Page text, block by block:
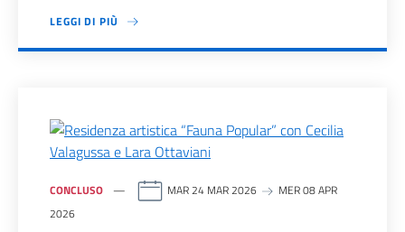
LEGGI DI PIÙ
CONCLUSO MAR 24 MAR 2026
MER 08 APR
2026